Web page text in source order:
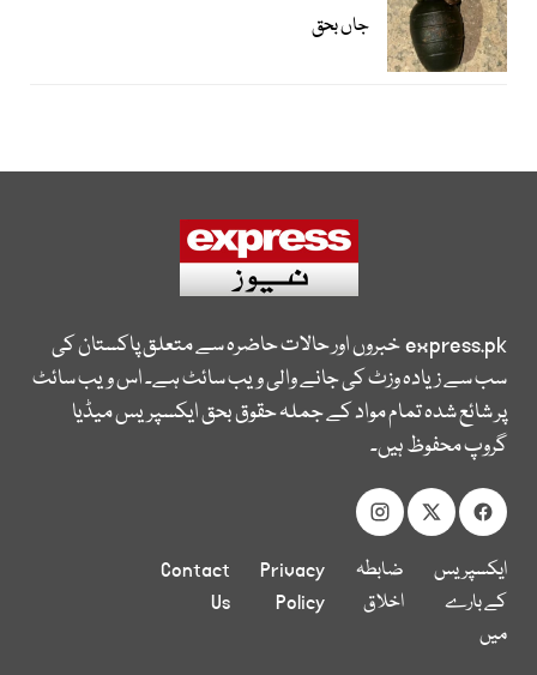
جاں بحق
express.pkخبروں اور حالات حاضرہ سے متعلق پاکستان کی
سب سے زیادہ وزٹ کی جانے والی ویب سائٹ ہے۔ اس ویب سائٹ
پر شائع شدہ تمام مواد کے جملہ حقوق بحق ایکسپریس میڈیا
گروپ محفوظ ہیں۔
ایکسپریس
کے بارے
میں
ضابطہ
اخلاق
Privacy
Policy
Contact
Us